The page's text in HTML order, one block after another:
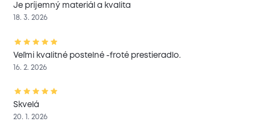
Je príjemný materiál a kvalita
18. 3. 2026
Veľmi kvalitné postelné -froté prestieradlo.
16. 2. 2026
Skvelá
20. 1. 2026